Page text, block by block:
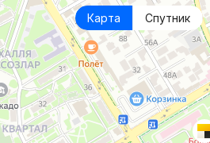
Карта Спутник